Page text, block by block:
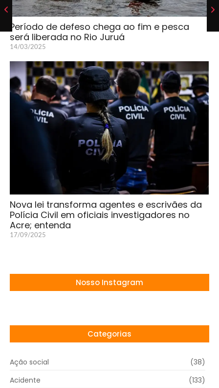
Período de defeso chega ao fim e pesca
será liberada no Rio Juruá
14/03/2025
Nova lei transforma agentes e escrivães da
Polícia Civil em oficiais investigadores no
Acre; entenda
17/09/2025
Nosso Instagram
Categorias
Ação social
(38)
Acidente
(133)